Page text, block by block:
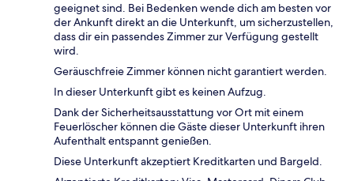
geeignet sind. Bei Bedenken wende dich am besten vor
der Ankunft direkt an die Unterkunft, um sicherzustellen,
dass dir ein passendes Zimmer zur Verfügung gestellt
wird.
Geräuschfreie Zimmer können nicht garantiert werden.
In dieser Unterkunft gibt es keinen Aufzug.
Dank der Sicherheitsausstattung vor Ort mit einem
Feuerlöscher können die Gäste dieser Unterkunft ihren
Aufenthalt entspannt genießen.
Diese Unterkunft akzeptiert Kreditkarten und Bargeld.